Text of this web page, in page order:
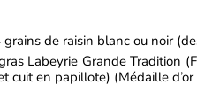
de raisin blanc ou noir
Labeyrie Grande Tradition
cuit en papillote) (Médaille